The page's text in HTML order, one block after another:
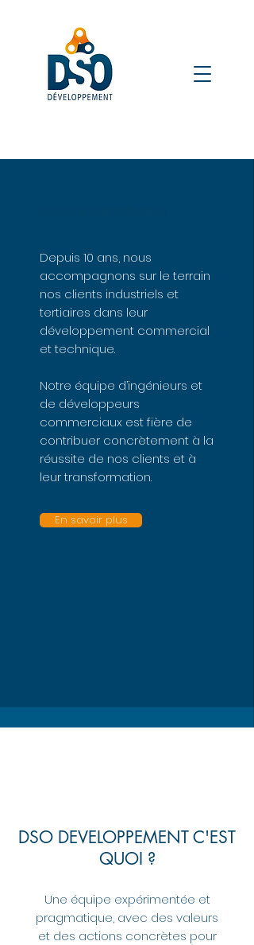
DSO DEVELOPPEMENT C'EST
QUOI ?
Une équipe expérimentée et
pragmatique, avec des valeurs
et des actions concrètes pour
Depuis 10 ans, nous
accompagnons sur le terrain
nos clients industriels et
tertiaires dans leur
développement commercial
et technique.
Notre équipe d’ingénieurs et
de développeurs
commerciaux est fière de
contribuer concrètement à la
réussite de nos clients et à
leur transformation.
En savoir plus